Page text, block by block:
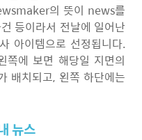
의 뜻이 news를
등이라서 전날에 일어난
아이템으로 선정됩니다.
쪽에 보면 해당일 지면의
배치되고, 왼쪽 하단에는
뉴스